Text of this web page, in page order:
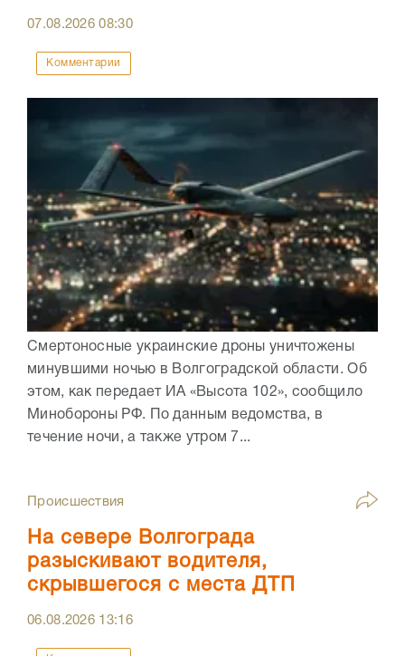
07.08.202608:30
Комментарии
Смертоносные украинские дроны уничтожены
минувшими ночью в Волгоградской области. Об
этом, как передает ИА «Высота 102», сообщило
Минобороны РФ. По данным ведомства, в
течение ночи, а также утром 7...
Происшествия
На севере Волгограда
разыскивают водителя,
скрывшегося с места ДТП
06.08.2026 13:16